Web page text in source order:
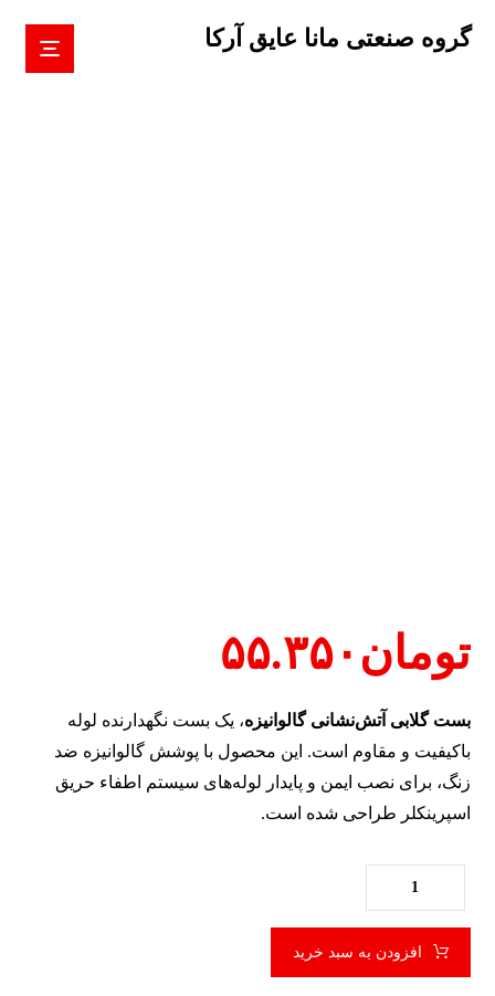
گروه صنعتی مانا عایق آرکا
تومان ۵۵.۳۵۰
بست گلابی آتش‌نشانی گالوانیزه، یک بست نگهدارنده لوله
باکیفیت و مقاوم است. این محصول با پوشش گالوانیزه ضد
زنگ، برای نصب ایمن و پایدار لوله‌های سیستم اطفاء حریق
اسپرینکلر طراحی شده است.
افزودن به سبد خرید